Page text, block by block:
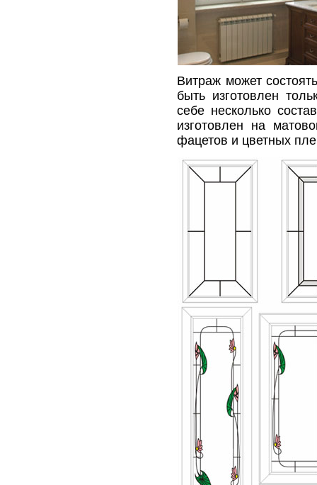
Витраж может
быть изготовлен
себе несколько
изготовлен на
фацетов и цветных